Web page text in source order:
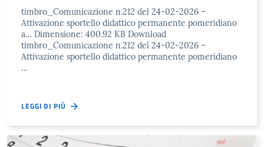
timbro_Comunicazione n.212 del 24-02-2026 –
Attivazione sportello didattico permanente pomeridiano
a… Dimensione: 400.92 KB Download
timbro_Comunicazione n.212 del 24-02-2026 –
Attivazione sportello didattico permanente pomeridiano
…
LEGGI DI PIÙ